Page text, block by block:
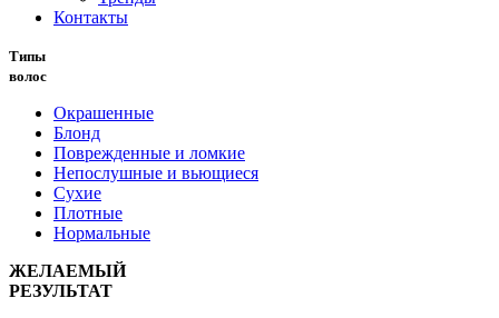
Контакты
Типы
волос
Окрашенные
Блонд
Поврежденные и ломкие
Непослушные и вьющиеся
Сухие
Плотные
Нормальные
ЖЕЛАЕМЫЙ
РЕЗУЛЬТАТ